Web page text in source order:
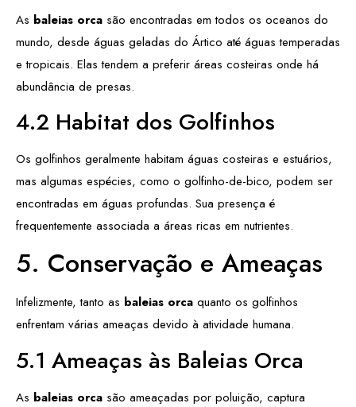
As baleias orca são encontradas em todos os oceanos do
mundo, desde águas geladas do Ártico até águas temperadas
e tropicais. Elas tendem a preferir áreas costeiras onde há
abundância de presas.
4.2 Habitat dos Golfinhos
Os golfinhos geralmente habitam águas costeiras e estuários,
mas algumas espécies, como o golfinho-de-bico, podem ser
encontradas em águas profundas. Sua presença é
frequentemente associada a áreas ricas em nutrientes.
5. Conservação e Ameaças
Infelizmente, tanto as baleias orca quanto os golfinhos
enfrentam várias ameaças devido à atividade humana.
5.1 Ameaças às Baleias Orca
As baleias orca são ameaçadas por poluição, captura